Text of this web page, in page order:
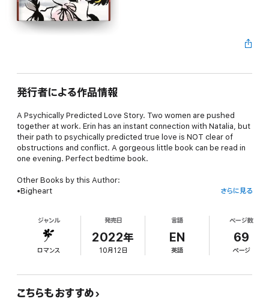
発行者による作品情報
A Psychically Predicted Love Story. Two women are pushed
together at work. Erin has an instant connection with Natalia, but
their path to psychically predicted true love is NOT clear of
obstructions and conflict. A gorgeous little book can be read in
one evening. Perfect bedtime book.
Other Books by this Author:
•Bigheart
Intervention and Changes)
•Crash Test Dummy
•Feet On The Table: An Enormous Book Of Tiny Stories
•Life’s a Mess… and Then You Die: Hoarding, Writing and Lost
•Melissa And The Mobility Scooter: And Other Bedtime Stories
•The Waggon
さらに見る
ジャンル
ロマンス
発売日
2022年
10月12日
言語
EN
英語
ページ数
69
ページ
こちらもおすすめ